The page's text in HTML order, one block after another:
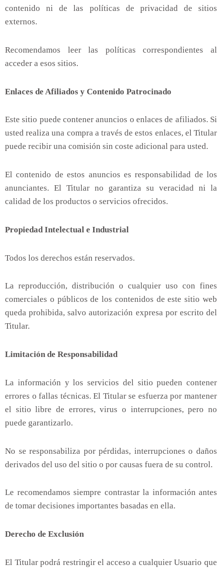
contenido ni de las políticas de privacidad de sitios
externos.
Recomendamos leer las políticas correspondientes al
acceder a esos sitios.
Enlaces de Afiliados y Contenido Patrocinado
Este sitio puede contener anuncios o enlaces de afiliados. Si
usted realiza una compra a través de estos enlaces, el Titular
puede recibir una comisión sin coste adicional para usted.
El contenido de estos anuncios es responsabilidad de los
anunciantes. El Titular no garantiza su veracidad ni la
calidad de los productos o servicios ofrecidos.
Propiedad Intelectual e Industrial
Todos los derechos están reservados.
La reproducción, distribución o cualquier uso con fines
comerciales o públicos de los contenidos de este sitio web
queda prohibida, salvo autorización expresa por escrito del
Titular.
Limitación de Responsabilidad
La información y los servicios del sitio pueden contener
errores o fallas técnicas. El Titular se esfuerza por mantener
el sitio libre de errores, virus o interrupciones, pero no
puede garantizarlo.
No se responsabiliza por pérdidas, interrupciones o daños
derivados del uso del sitio o por causas fuera de su control.
Le recomendamos siempre contrastar la información antes
de tomar decisiones importantes basadas en ella.
Derecho de Exclusión
El Titular podrá restringir el acceso a cualquier Usuario que